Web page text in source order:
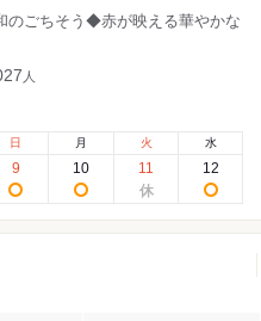
のごちそう◆赤が映える華やかな
人
日
9
月
10
火
11
水
12